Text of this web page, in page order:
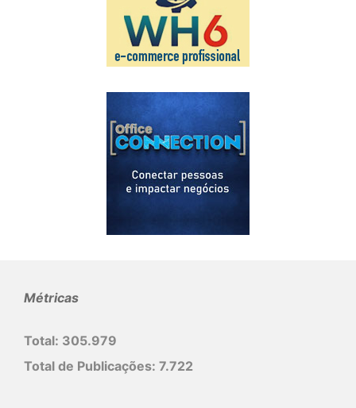
Métricas
Total: 305.979
Total de Publicações: 7.722